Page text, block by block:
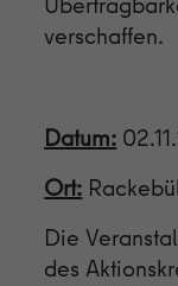
verschaffen.
Datum:
Ort:
Die
des